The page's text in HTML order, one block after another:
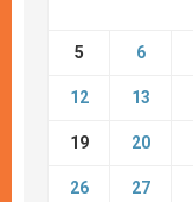
5 6
12 13
19 20
26 27